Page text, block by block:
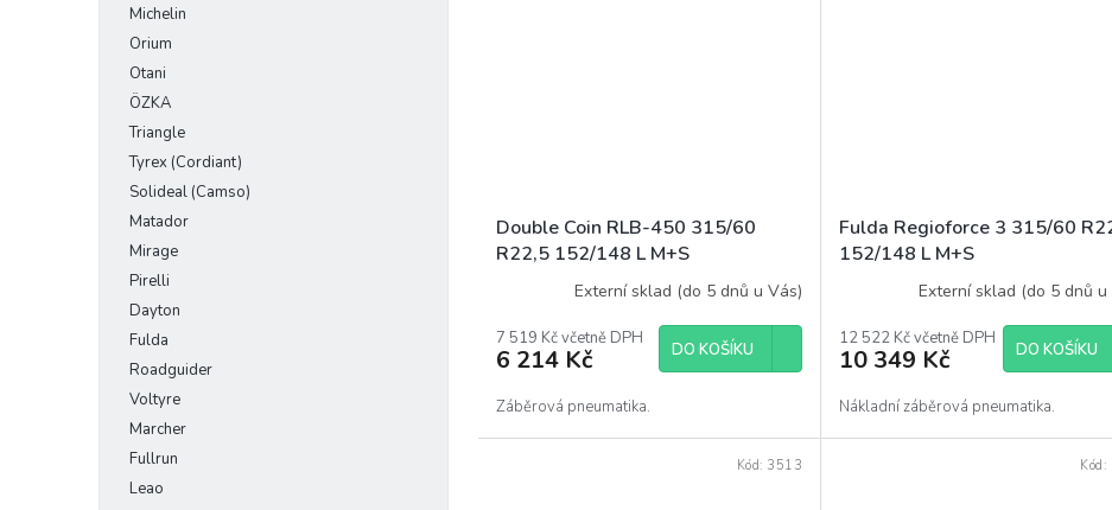
Michelin
Orium
Otani
ÖZKA
Triangle
Tyrex (Cordiant)
Solideal (Camso)
Matador
Mirage
Pirelli
Dayton
Fulda
Roadguider
Voltyre
Marcher
Fullrun
Leao
Double Coin RLB-450 315/60
R22,5 152/148 L M+S
Externí sklad (do 5 dnů u Vás)
7 519 Kč včetně DPH
6 214 Kč DO KOŠÍKU
Záběrová pneumatika.
Fulda Regioforce 3 315/60
152/148 L M+S
Externí sklad (do 5 dnů u
12 522 Kč včetně DPH
10 349 Kč DO KOŠÍKU
Nákladní záběrová pneumatika.
Kód: 3513 Kód: